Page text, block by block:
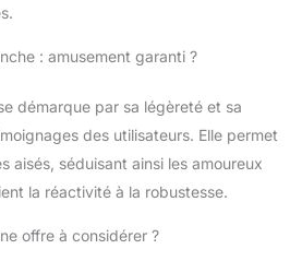
Sac : housse de
snowboard d’une
Planche : la board
idéale pour tous les
riders souhaitant
découvrir les joies du
: amusement garanti ?
démarque par sa légèreté et sa
des utilisateurs. Elle permet
aisés, séduisant ainsi les amoureux
la réactivité à la robustesse.
offre à considérer ?